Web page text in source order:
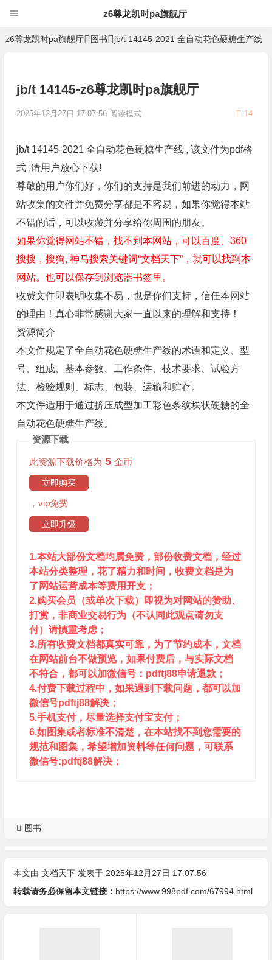
z6尊龙凯时pa旗舰厅
z6尊龙凯时pa旗舰厅 图书 jb/t 14145-2021 全自动花色硬糖生产线
jb/t 14145-z6尊龙凯时pa旗舰厅
2025年12月27日 17:07:56 14
阅读模式
jb/t 14145-2021 全自动花色硬糖生产线 , 该文件为pdf格
式 ,请用户放心下载!
尊敬的用户你们好，你们的支持是我们前进的动力，网
站收集的文件并免费分享都是不容易，如果你觉得本站
不错的话，可以收藏并分享给你周围的朋友。
如果你觉得网站不错，找不到本网站，可以百度、360
搜搜，搜狗, 神马搜索关键词“文档天下”，就可以找到本
网站。也可以保存到浏览器书签里。
收费文件即表明收集不易，也是你们支持，信任本网站
的理由！真心非常感谢大家一直以来的理解和支持！
资源简介
本文件规定了全自动花色硬糖生产线的术语和定义、型
号、组成、基本参数、工作条件、技术要求、试验方
法、检验规则、标志、包装、运输和贮存。
本文件适用于通过挤压成型加工彩色条纹块状硬糖的全
自动花色硬糖生产线。
资源下载
此资源下载价格为 5 金币
立即购买
，vip免费
立即升级
1.本站大部份文档均属免费，部份收费文档，经过
本站分类整理，花了精力和时间，收费文档是为
了网站运营成本等费用开支；
2.购买会员（或单次下载）即视为对网站的赞助、
打赏，非商业交易行为（不认同此观点请勿支
付）请慎重考虑；
3.所有收费文档都真实可靠，为了节约成本，文档
在网站前台不做预览，如果付费后，与实际文档
不符合，都可以加微信号：pdftj88申请退款；
4.付费下载过程中，如果遇到下载问题，都可以加
微信号pdftj88解决；
5.手机支付，尽量选择支付宝支付；
6.如图集或者标准不清楚，在本站找不到您需要的
规范和图集，希望增加资料等任何问题，可联系
微信号:pdftj88解决；
图书
本文由 文档天下发表于 2025年12月27日 17:07:56
转载请务必保留本文链接： https://www.998pdf.com/67994.html